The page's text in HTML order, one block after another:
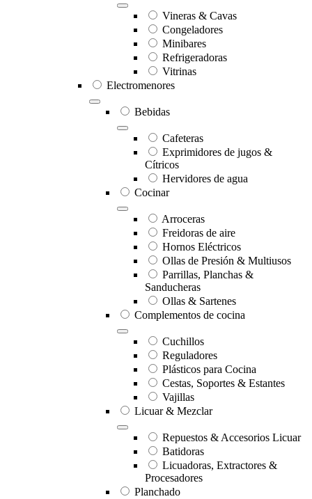
Vineras & Cavas
Congeladores
Minibares
Refrigeradoras
Vitrinas
Electromenores
Bebidas
Cafeteras
Exprimidores de jugos &
Cítricos
Hervidores de agua
Cocinar
Arroceras
Freidoras de aire
Hornos Eléctricos
Ollas de Presión & Multiusos
Parrillas, Planchas &
Sanducheras
Ollas & Sartenes
Complementos de cocina
Cuchillos
Reguladores
Plásticos para Cocina
Cestas, Soportes & Estantes
Vajillas
Licuar & Mezclar
Repuestos & Accesorios Licuar
Batidoras
Licuadoras, Extractores &
Procesadores
Planchado